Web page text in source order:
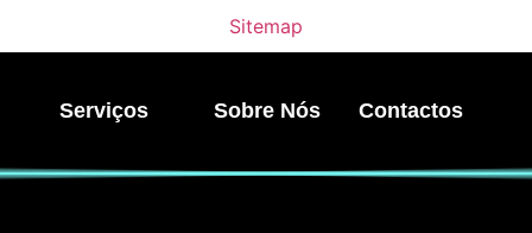
Sitemap
Serviços Sobre Nós Contactos